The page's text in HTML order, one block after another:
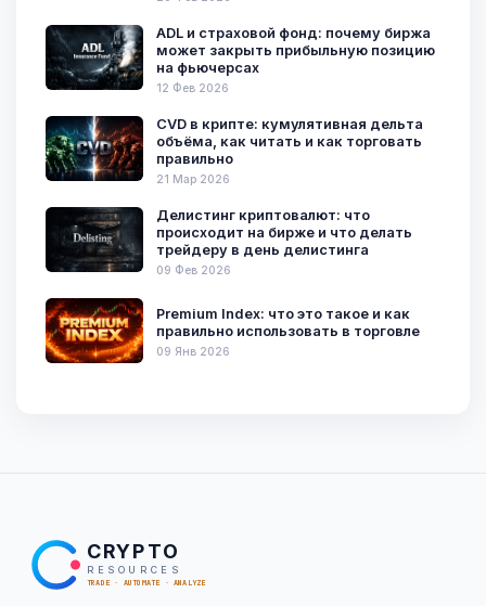
ADL и страховой фонд: почему биржа
может закрыть прибыльную позицию
на фьючерсах
12 Фев 2026
CVD в крипте: кумулятивная дельта
объёма, как читать и как торговать
правильно
21 Мар 2026
Делистинг криптовалют: что
происходит на бирже и что делать
трейдеру в день делистинга
09 Фев 2026
Premium Index: что это такое и как
правильно использовать в торговле
09 Янв 2026
CRYPTO
RESOURCES
TRADE · AUTOMATE · ANALYZE